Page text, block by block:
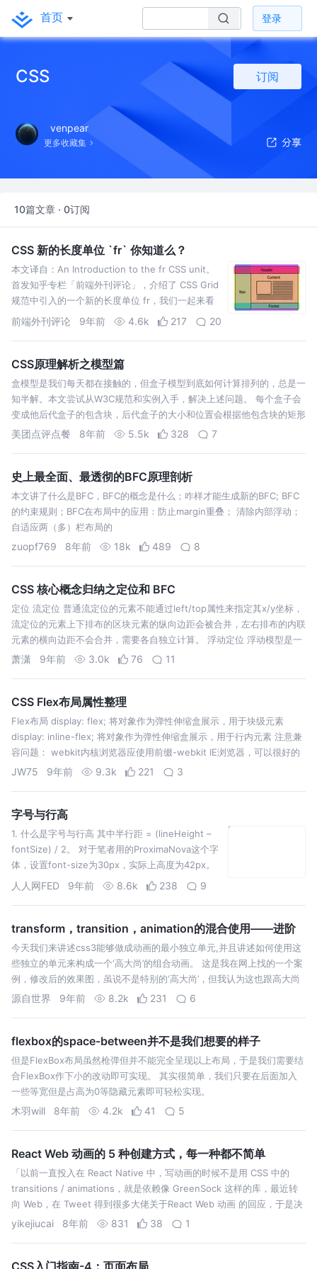
首页 登录
CSS 订阅
venpear
更多收藏集
10篇文章 · 0订阅
CSS 新的长度单位 `fr` 你知道么？
本文译自：An Introduction to the fr CSS unit。
首发知乎专栏「前端外刊评论」，介绍了 CSS Grid
规范中引入的一个新的长度单位 fr，我们一起来看
看到底是怎么回事吧，译文走起！ 关于 CSS Grid
前端外刊评论 9年前 4.6k 217 20
CSS原理解析之模型篇
盒模型是我们每天都在接触的，但盒子模型到底如何计算排列的，总是一
知半解。本文尝试从W3C规范和实例入手，解决上述问题。 每个盒子会
变成他后代盒子的包含块，后代盒子的大小和位置会根据他包含块的矩形
边框进行计算。但是不会受到包含块的限制，可能会溢出。 1. 最基本的
美团点评点餐 8年前 5.5k 328 7
史上最全面、最透彻的BFC原理剖析
本文讲了什么是BFC，BFC的概念是什么；咋样才能生成新的BFC; BFC
的约束规则；BFC在布局中的应用：防止margin重叠； 清除内部浮动；
自适应两（多）栏布局的
zuopf769 8年前 18k 489 8
CSS 核心概念归纳之定位和 BFC
定位 流定位 普通流定位的元素不能通过left/top属性来指定其x/y坐标，
流定位的元素上下排布的区块元素的纵向边距会被合并，左右排布的内联
元素的横向边距不会合并，需要各自独立计算。 浮动定位 浮动模型是一
种可视化格式模型，浮动的框可以左右移动，直到它的外边碰到包含框或
萧潇 9年前 3.0k 76 11
CSS Flex布局属性整理
Flex布局 display: flex; 将对象作为弹性伸缩盒展示，用于块级元素
display: inline-flex; 将对象作为弹性伸缩盒展示，用于行内元素 注意兼
容问题： webkit内核浏览器应使用前缀-webkit IE浏览器，可以很好的
兼容IE11+版本，对于…
JW75 9年前 9.3k 221 3
字号与行高
1. 什么是字号与行高 其中半行距 = (lineHeight –
fontSize) / 2。 对于笔者用的ProximaNova这个字
体，设置font-size为30px，实际上高度为42px。
为什么文字的高度不等于字号的高度？这得从字体
人人网FED 9年前 8.6k 238 9
transform，transition，animation的混合使用——进阶
今天我们来讲述css3能够做成动画的最小独立单元,并且讲述如何使用这
些独立的单元来构成一个‘高大尚’的组合动画。 这是我在网上找的一个案
例，修改后的效果图，虽说不是特别的‘高大尚’，但我认为这也跟高大尚
占了一点了，中间的菜单按钮就是我们在做responsive开发时会用的到
源自世界 9年前 8.2k 231 6
flexbox的space-between并不是我们想要的样子
但是FlexBox布局虽然枪弹但并不能完全呈现以上布局，于是我们需要结
合FlexBox作下小的改动即可实现。 其实很简单，我们只要在后面加入
一些等宽但是占高为0等隐藏元素即可轻松实现。
木羽will 8年前 4.2k 41 5
React Web 动画的 5 种创建方式，每一种都不简单
「以前一直投入在 React Native 中，写动画的时候不是用 CSS 中的
transitions / animations，就是依赖像 GreenSock 这样的库，最近转
向 Web，在 Tweet 得到很多大佬关于React Web 动画 的回应，于是决
定分享给大家，如有其他见解，非常欢迎在下面评论中交流」
yikejiucai 8年前 831 38 1
CSS入门指南-4：页面布局